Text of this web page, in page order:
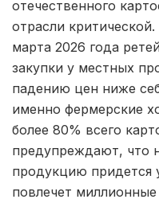
отечественного
отрасли
марта 2026 года
закупки у местных
падению цен ниже
именно фермерские
более 80% всего
предупреждают, что
продукцию придется
повлечет